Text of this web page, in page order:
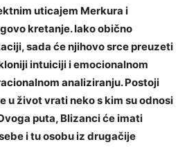
uticajem Merkura i
kretanje. Iako obično
sada će njihovo srce preuzeti
intuiciji i emocionalnom
analiziranju. Postoji
u život vrati neko s kim su odnosi
puta, Blizanci će imati
i tu osobu iz drugačije